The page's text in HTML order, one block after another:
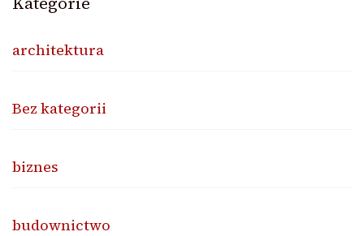
architektura
Bez kategorii
biznes
budownictwo